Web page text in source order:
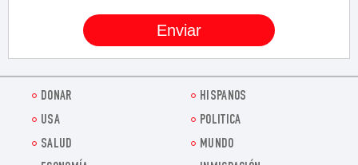
DONAR
HISPANOS
USA
POLITICA
SALUD
MUNDO